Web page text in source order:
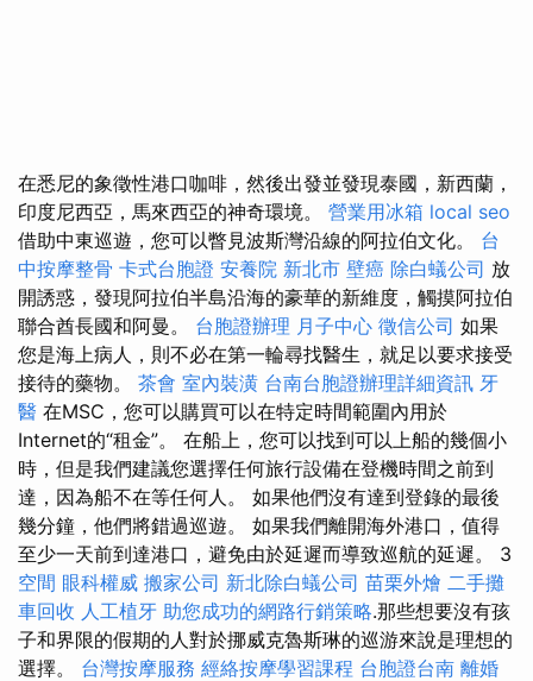
在悉尼的象徵性港口咖啡，然後出發並發現泰國，新西蘭，
印度尼西亞，馬來西亞的神奇環境。 營業用冰箱 local seo
借助中東巡遊，您可以瞥見波斯灣沿線的阿拉伯文化。 台
中按摩整骨 卡式台胞證 安養院 新北市 壁癌 除白蟻公司 放
開誘惑，發現阿拉伯半島沿海的豪華的新維度，觸摸阿拉伯
聯合酋長國和阿曼。 台胞證辦理 月子中心 徵信公司 如果
您是海上病人，則不必在第一輪尋找醫生，就足以要求接受
接待的藥物。 茶會 室內裝潢 台南台胞證辦理詳細資訊 牙
醫 在MSC，您可以購買可以在特定時間範圍內用於
Internet的“租金”。 在船上，您可以找到可以上船的幾個小
時，但是我們建議您選擇任何旅行設備在登機時間之前到
達，因為船不在等任何人。 如果他們沒有達到登錄的最後
幾分鐘，他們將錯過巡遊。 如果我們離開海外港口，值得
至少一天前到達港口，避免由於延遲而導致巡航的延遲。 3
空間 眼科權威 搬家公司 新北除白蟻公司 苗栗外燴 二手攤
車回收 人工植牙 助您成功的網路行銷策略.那些想要沒有孩
子和界限的假期的人對於挪威克魯斯琳的巡游來說是理想的
選擇。 台灣按摩服務 經絡按摩學習課程 台胞證台南 離婚